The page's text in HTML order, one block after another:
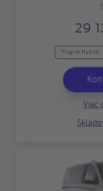
29
Plug-in Hybrid
Viac